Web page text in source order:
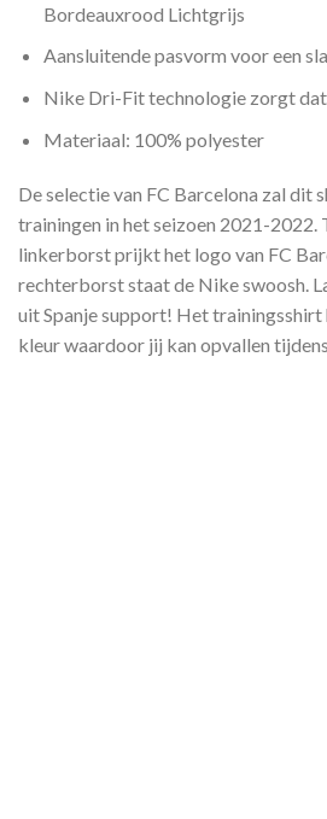
Bordeauxrood Lichtgrijs
Aansluitende pasvorm voor een
Nike Dri-Fit technologie zorgt
Materiaal: 100% polyester
De selectie van FC Barcelona zal dit
trainingen in het seizoen 2021-2022.
linkerborst prijkt het logo van FC
rechterborst staat de Nike swoosh.
uit Spanje support! Het trainingsshirt
kleur waardoor jij kan opvallen